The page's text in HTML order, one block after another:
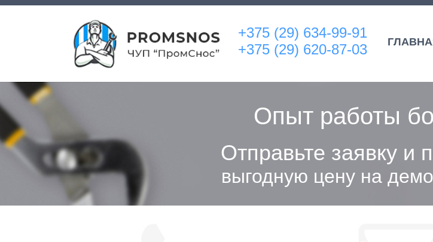
+375 (29) 634-99-91
+375 (29) 620-87-03
Опыт работы
Отправьте заявку и
выгодную цену на